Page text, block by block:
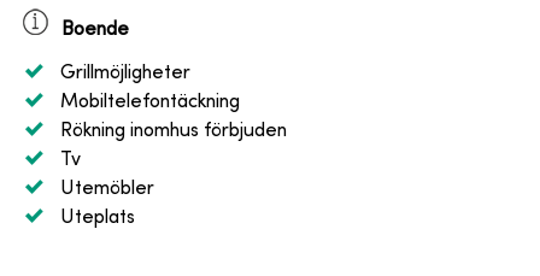
Boende
Grillmöjligheter
Mobiltelefontäckning
Rökning inomhus förbjuden
Tv
Utemöbler
Uteplats